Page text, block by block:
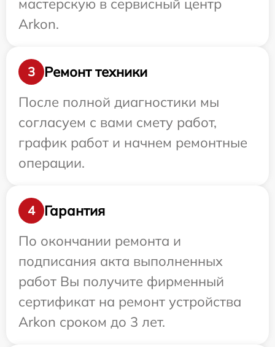
мастерскую в сервисный центр
Arkon.
3
Ремонт техники
После полной диагностики мы
согласуем с вами смету работ,
график работ и начнем ремонтные
операции.
4
Гарантия
По окончании ремонта и
подписания акта выполненных
работ Вы получите фирменный
сертификат на ремонт устройства
Arkon сроком до 3 лет.